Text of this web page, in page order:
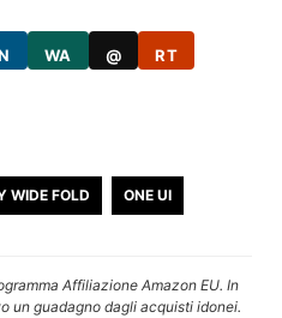
WA @ RT
WIDE FOLD ONE UI
Affiliazione Amazon EU. In
un guadagno dagli acquisti idonei.